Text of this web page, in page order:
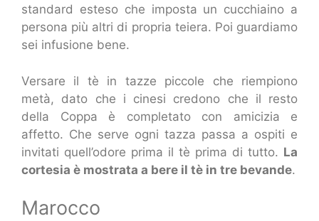
standard esteso che imposta un cucchiaino a
persona più altri di propria teiera. Poi guardiamo
sei infusione bene.
Versare il tè in tazze piccole che riempiono
metà, dato che i cinesi credono che il resto
della Coppa è completato con amicizia e
affetto. Che serve ogni tazza passa a ospiti e
invitati quell’odore prima il tè prima di tutto. La
cortesia è mostrata a bere il tè in tre bevande.
Marocco